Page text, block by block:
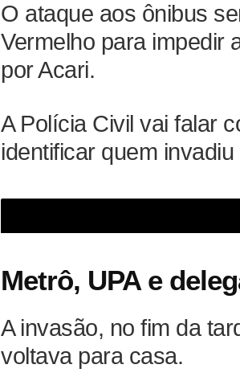
O ataque aos ônibus
Vermelho para impedir
por Acari.
A Polícia Civil vai falar
identificar quem
Metrô, UPA e
A invasão, no fim da
voltava para casa.